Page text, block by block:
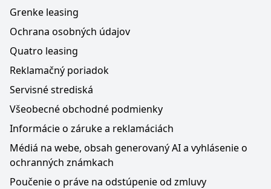
Grenke leasing
Ochrana osobných údajov
Quatro leasing
Reklamačný poriadok
Servisné strediská
Všeobecné obchodné podmienky
Informácie o záruke a reklamáciách
Médiá na webe, obsah generovaný AI a vyhlásenie o
ochranných známkach
Poučenie o práve na odstúpenie od zmluvy